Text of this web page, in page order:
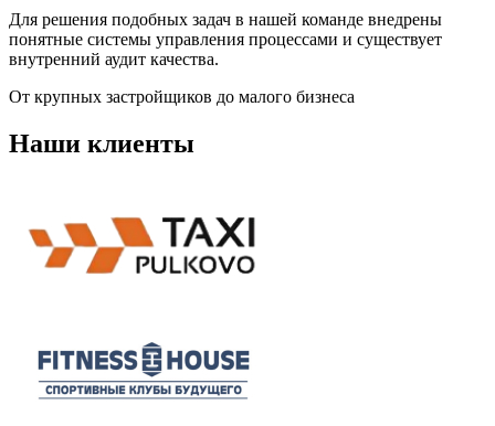
Для решения подобных задач в нашей команде внедрены
понятные системы управления процессами и существует
внутренний аудит качества.
От крупных застройщиков до малого бизнеса
Наши клиенты